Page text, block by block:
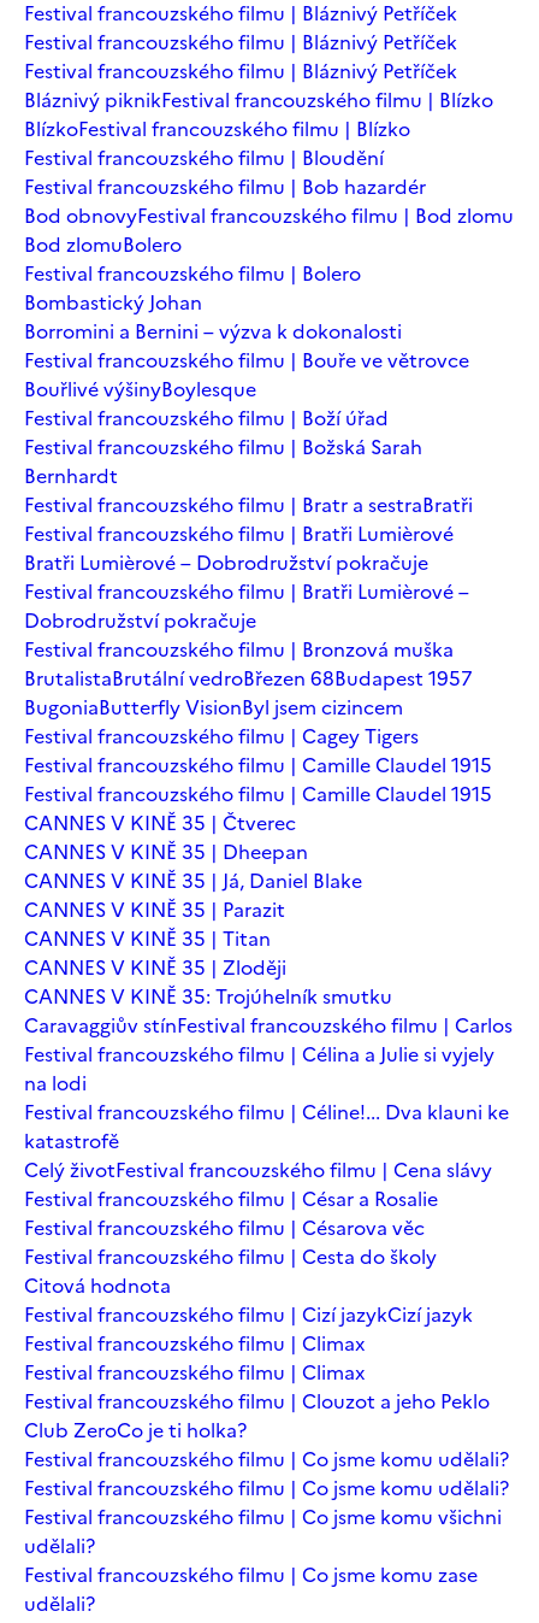
Festival francouzského filmu | Bláznivý Petříček
Festival francouzského filmu | Bláznivý Petříček
Festival francouzského filmu | Bláznivý Petříček
Bláznivý piknikFestival francouzského filmu | Blízko
BlízkoFestival francouzského filmu | Blízko
Festival francouzského filmu | Bloudění
Festival francouzského filmu | Bob hazardér
Bod obnovyFestival francouzského filmu | Bod zlomu
Bod zlomuBolero
Festival francouzského filmu | Bolero
Bombastický Johan
Borromini a Bernini – výzva k dokonalosti
Festival francouzského filmu | Bouře ve větrovce
Bouřlivé výšinyBoylesque
Festival francouzského filmu | Boží úřad
Festival francouzského filmu | Božská Sarah
Bernhardt
Festival francouzského filmu | Bratr a sestraBratři
Festival francouzského filmu | Bratři Lumièrové
Bratři Lumièrové – Dobrodružství pokračuje
Festival francouzského filmu | Bratři Lumièrové –
Dobrodružství pokračuje
Festival francouzského filmu | Bronzová muška
BrutalistaBrutální vedroBřezen 68Budapest 1957
BugoniaButterfly VisionByl jsem cizincem
Festival francouzského filmu | Cagey Tigers
Festival francouzského filmu | Camille Claudel 1915
Festival francouzského filmu | Camille Claudel 1915
CANNES V KINĚ 35 | Čtverec
CANNES V KINĚ 35 | Dheepan
CANNES V KINĚ 35 | Já, Daniel Blake
CANNES V KINĚ 35 | Parazit
CANNES V KINĚ 35 | Titan
CANNES V KINĚ 35 | Zloději
CANNES V KINĚ 35: Trojúhelník smutku
Caravaggiův stínFestival francouzského filmu | Carlos
Festival francouzského filmu | Célina a Julie si vyjely
na lodi
Festival francouzského filmu | Céline!... Dva klauni ke
katastrofě
Celý životFestival francouzského filmu | Cena slávy
Festival francouzského filmu | César a Rosalie
Festival francouzského filmu | Césarova věc
Festival francouzského filmu | Cesta do školy
Citová hodnota
Festival francouzského filmu | Cizí jazykCizí jazyk
Festival francouzského filmu | Climax
Festival francouzského filmu | Climax
Festival francouzského filmu | Clouzot a jeho Peklo
Club ZeroCo je ti holka?
Festival francouzského filmu | Co jsme komu udělali?
Festival francouzského filmu | Co jsme komu udělali?
Festival francouzského filmu | Co jsme komu všichni
udělali?
Festival francouzského filmu | Co jsme komu zase
udělali?